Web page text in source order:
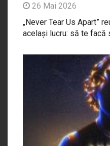
26 Mai 2026
„Never Tear Us Apart”
același lucru: să te facă